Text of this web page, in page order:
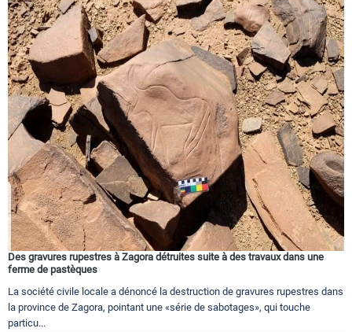
Des gravures rupestres à Zagora détruites suite à des travaux dans une
ferme de pastèques
La société civile locale a dénoncé la destruction de gravures rupestres dans
la province de Zagora, pointant une «série de sabotages», qui touche
particu...